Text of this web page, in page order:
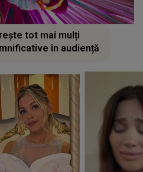
tot mai mulți
în audiență